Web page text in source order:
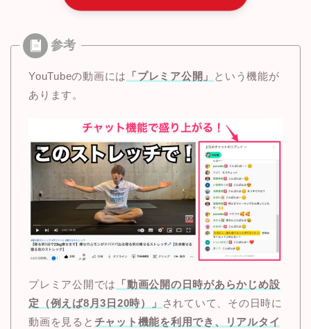
YouTubeの動画には 「プレミア公開」
という機能が
あります。
プレミア公開では
「動画公開の日時があらかじめ設
定（例えば8月3日20時）」
されていて、その日時に
動画を見ると チャット機能を利用でき、リアルタイ